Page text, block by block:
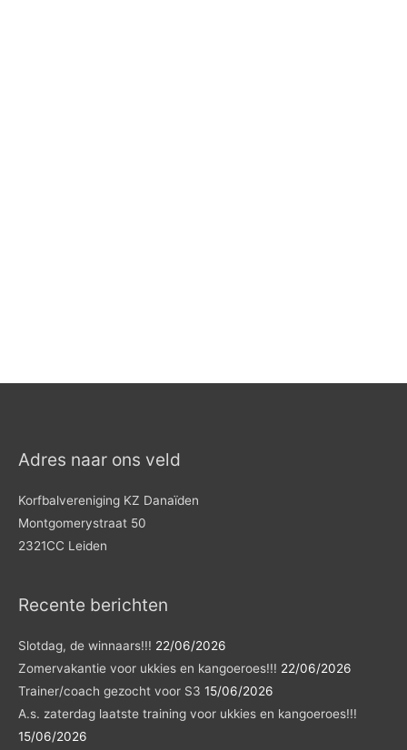
Adres naar ons veld
Korfbalvereniging KZ Danaïden
Montgomerystraat 50
2321CC Leiden
Recente berichten
Slotdag, de winnaars!!! 22/06/2026
Zomervakantie voor ukkies en kangoeroes!!! 22/06/2026
Trainer/coach gezocht voor S3 15/06/2026
A.s. zaterdag laatste training voor ukkies en kangoeroes!!!
15/06/2026